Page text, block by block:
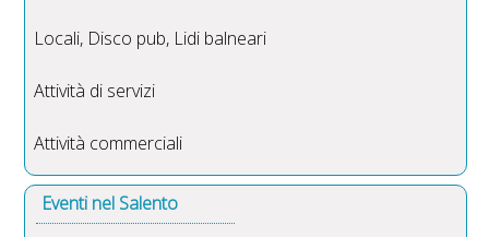
Locali, Disco pub, Lidi balneari
Attività di servizi
Attività commerciali
Eventi nel Salento